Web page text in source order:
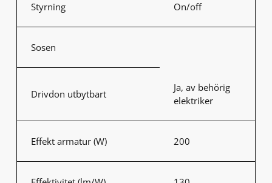
Styrning On/off
Sosen
Drivdon utbytbart
Ja, av behörig
elektriker
Effekt armatur (W) 200